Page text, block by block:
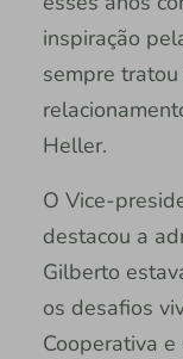
inspiração
sempre
Heller.
O Vice-
destacou a
Gilberto
os desafios
Cooperativa